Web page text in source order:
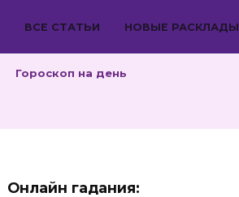
ВСЕ СТАТЬИ НОВЫЕ РАСКЛАДЫ
Гороскоп на день
Онлайн гадания: